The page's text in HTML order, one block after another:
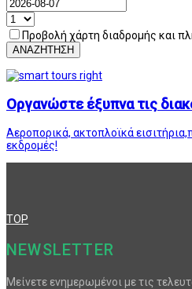
Προβολή χάρτη διαδρομής και
ΑΝΑΖΗΤΗΣΗ
Οργανώστε έξυπνα τις
Αεροπορικά, ακτοπλοϊκά
εκδρομές!
TOP
NEWSLETTER
Μείνετε ενημερωμένοι με τις